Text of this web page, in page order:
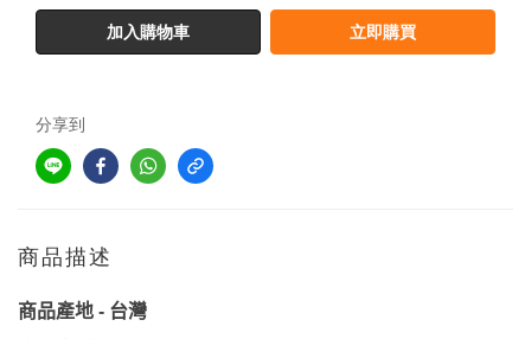
加入購物車 立即購買
分享到
商品描述
商品產地 - 台灣